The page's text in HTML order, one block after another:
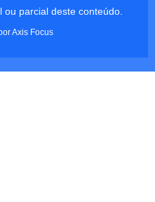
parcial deste conteúdo.
Axis Focus